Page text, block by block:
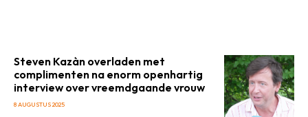
Steven Kazàn overladen met
complimenten na enorm openhartig
interview over vreemdgaande vrouw
8 AUGUSTUS 2025